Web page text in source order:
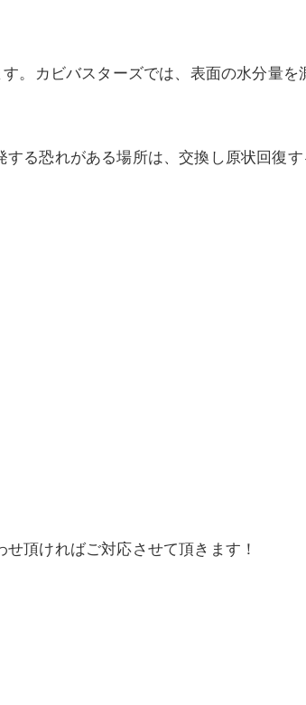
。カビバスターズでは、表面の水分量を
る恐れがある場所は、交換し原状回復
頂ければご対応させて頂きます！